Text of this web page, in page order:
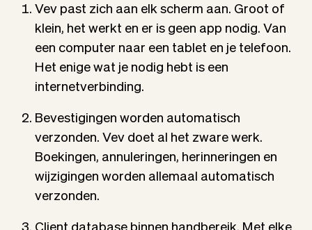
Vev past zich aan elk scherm aan. Groot of
klein, het werkt en er is geen app nodig. Van
een computer naar een tablet en je telefoon.
Het enige wat je nodig hebt is een
internetverbinding.
Bevestigingen worden automatisch
verzonden. Vev doet al het zware werk.
Boekingen, annuleringen, herinneringen en
wijzigingen worden allemaal automatisch
verzonden.
Client database binnen handbereik. Met elke